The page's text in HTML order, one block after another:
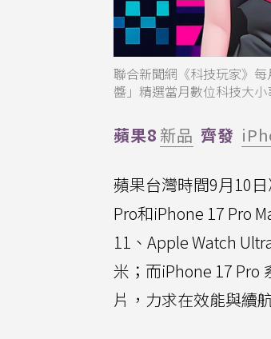
聯合新聞網《科技玩家》
醬」精選當月數位科技大小
蘋果8 新品 齊發
蘋果台灣時間9月10
Pro和iPhone 17 Pro
11、Apple Watch
米；而iPhone 17 Pro
片，力求在效能與續